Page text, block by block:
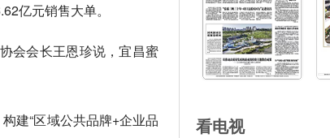
亿元销售大单。
会会长王恩珍说，宜昌蜜
建“区域公共品牌+企业品
看电视